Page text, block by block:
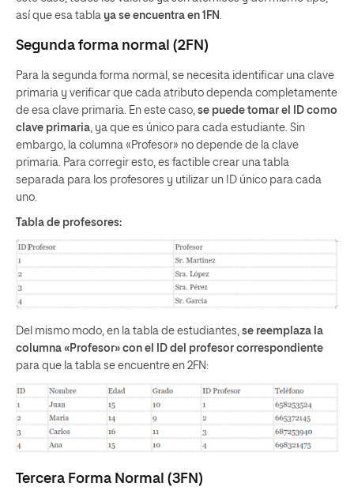
así que esa tabla ya se encuentra en 1FN
Segunda forma normal (2FN)
Para la segunda forma normal, se necesita identificar una clave
primaria y verificar que cada atributo dependa completamente
de esa clave primaria. En este caso, se puede tomar el ID como
clave primaria , ya que es único para cada estudiante. Sin
embargo, la columna «Profesor» no depende de la clave
primaria. Para corregir esto, es factible crear una tabla
separada para los profesores y utilizar un ID único para cada
uno.
Tabla de profesores:
Del mismo modo, en la tabla de estudiantes, se reemplaza la
columna «Profesor» con el ID del profesor correspondiente
para que la tabla se encuentre en 2FN:
Tercera Forma Normal (3FN)